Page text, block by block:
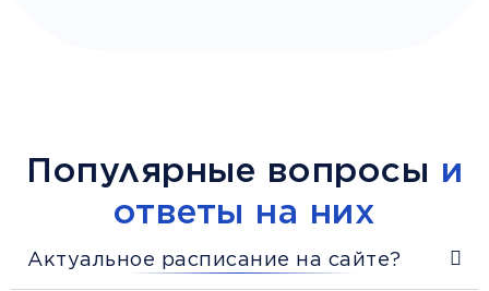
Популярные вопросы и
ответы на них
Актуальное расписание на сайте?